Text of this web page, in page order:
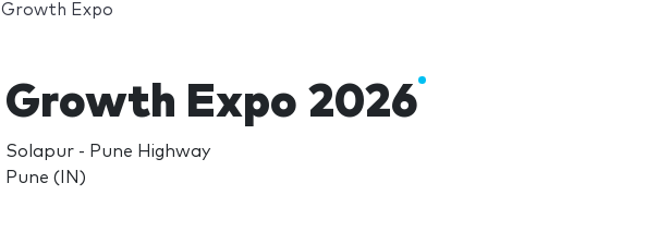
Growth Expo
Growth Expo 2026
Solapur - Pune Highway
Pune (IN)